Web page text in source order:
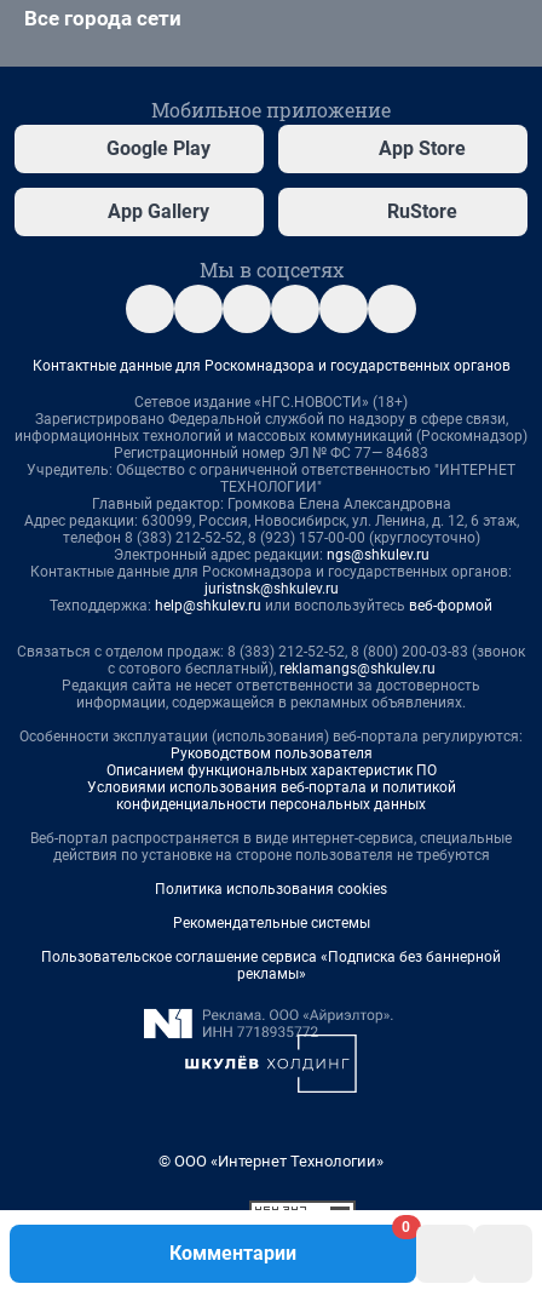
Комментарии
0
Все города сети
Мобильное приложение
Google Play App Store
App Gallery RuStore
Мы в соцсетях
Контактные данные для Роскомнадзора и государственных органов
Сетевое издание «НГС.НОВОСТИ» (18+)
Зарегистрировано Федеральной службой по надзору в сфере связи,
информационных технологий и массовых коммуникаций (Роскомнадзор)
Регистрационный номер ЭЛ № ФС 77— 84683
Учредитель: Общество с ограниченной ответственностью "ИНТЕРНЕТ
ТЕХНОЛОГИИ"
Главный редактор: Громкова Елена Александровна
Адрес редакции: 630099, Россия, Новосибирск, ул. Ленина, д. 12, 6 этаж,
телефон 8 (383) 212-52-52, 8 (923) 157-00-00 (круглосуточно)
Электронный адрес редакции: ngs@shkulev.ru
Контактные данные для Роскомнадзора и государственных органов:
juristnsk@shkulev.ru
Техподдержка: help@shkulev.ru или воспользуйтесь веб-формой
Связаться с отделом продаж: 8 (383) 212-52-52, 8 (800) 200-03-83 (звонок
с сотового бесплатный), reklamangs@shkulev.ru
Редакция сайта не несет ответственности за достоверность
информации, содержащейся в рекламных объявлениях.
Особенности эксплуатации (использования) веб-портала регулируются:
Руководством пользователя
Описанием функциональных характеристик ПО
Условиями использования веб-портала и политикой
конфиденциальности персональных данных
Веб-портал распространяется в виде интернет-сервиса, специальные
действия по установке на стороне пользователя не требуются
Политика использования cookies
Рекомендательные системы
Пользовательское соглашение сервиса «Подписка без баннерной
рекламы»
© ООО «Интернет Технологии»